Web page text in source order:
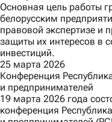
Основная цель работы
белорусским
правовой экспертизе и
защиты их интересов в
инвестиций.
25 марта 2026
Конференция
и предпринимателей
19 марта 2026 года
конференция